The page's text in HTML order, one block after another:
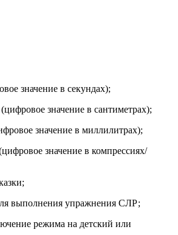
значение в секундах);
значение в сантиметрах);
значение в миллилитрах);
значение в компрессиях/
выполнения упражнения СЛР;
режима на детский или